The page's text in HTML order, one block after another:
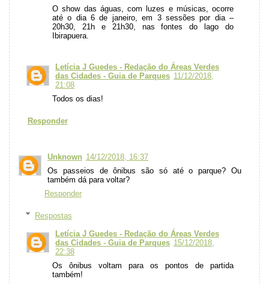
O show das águas, com luzes e músicas, ocorre
até o dia 6 de janeiro, em 3 sessões por dia –
20h30, 21h e 21h30, nas fontes do lago do
Ibirapuera.
Letícia J Guedes - Redação do Áreas Verdes
das Cidades - Guia de Parques 11/12/2018,
21:08
Todos os dias!
Responder
Unknown 14/12/2018, 16:37
Os passeios de ônibus são só até o parque? Ou
também dá para voltar?
Responder
Respostas
Letícia J Guedes - Redação do Áreas Verdes
das Cidades - Guia de Parques 15/12/2018,
22:38
Os ônibus voltam para os pontos de partida
também!